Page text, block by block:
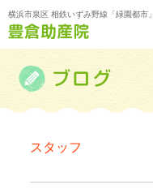
横浜市泉区 相鉄いずみ野線「緑園都市」
スタッフ